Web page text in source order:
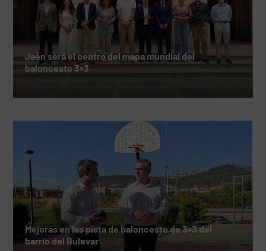
Jaén será el centro del mapa mundial del
baloncesto 3×3
Mejoras en las pista de baloncesto de 3×3 del
barrio del Bulevar